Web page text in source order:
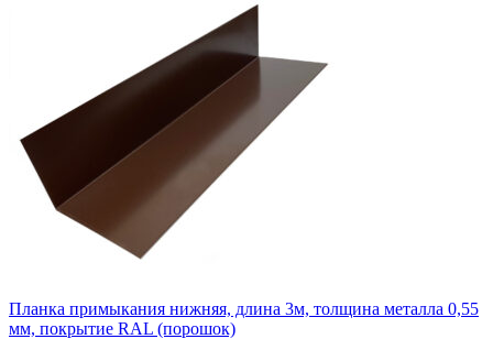
Планка примыкания нижняя, длина 3м, толщина металла 0,55
мм, покрытие RAL (порошок)